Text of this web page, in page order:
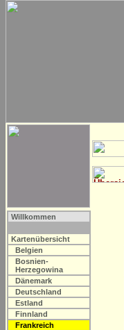
Willkommen
Kartenübersicht
Belgien
Bosnien-
Herzegowina
Dänemark
Deutschland
Estland
Finnland
Frankreich